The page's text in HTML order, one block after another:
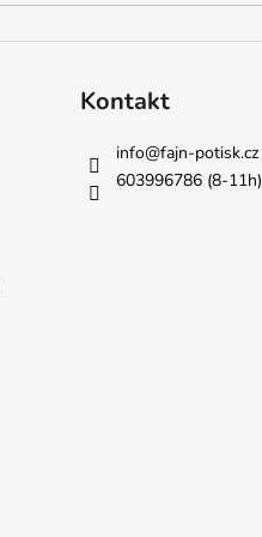
Kontakt
info@fajn-potisk.cz
603996786 (8-11h)